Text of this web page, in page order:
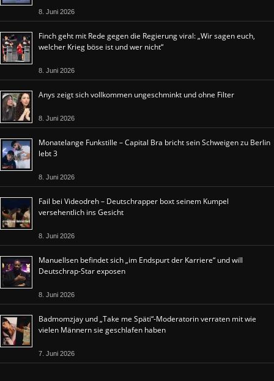
8. Juni 2026
Finch geht mit Rede gegen die Regierung viral: „Wir sagen euch,
welcher Krieg böse ist und wer nicht“
8. Juni 2026
Anys zeigt sich vollkommen ungeschminkt und ohne Filter
8. Juni 2026
Monatelange Funkstille – Capital Bra bricht sein Schweigen zu Berlin
lebt 3
8. Juni 2026
Fail bei Videodreh – Deutschrapper boxt seinem Kumpel
versehentlich ins Gesicht
8. Juni 2026
Manuellsen befindet sich „im Endspurt der Karriere“ und will
Deutschrap-Star exposen
8. Juni 2026
Badmomzjay und „Take me Späti“-Moderatorin verraten mit wie
vielen Männern sie geschlafen haben
7. Juni 2026